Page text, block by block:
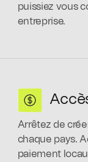
puissiez vous
entreprise.
Arrêtez de
chaque pays.
paiement